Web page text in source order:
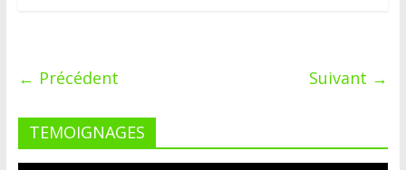
← Précédent Suivant →
TEMOIGNAGES